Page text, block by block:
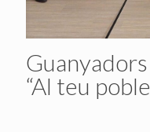
“Al teu